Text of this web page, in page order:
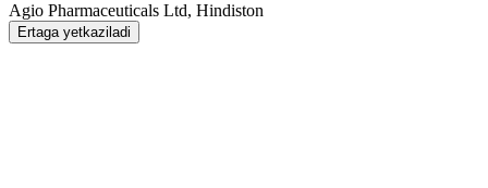
Agio Pharmaceuticals Ltd, Hindiston
Ertaga yetkaziladi